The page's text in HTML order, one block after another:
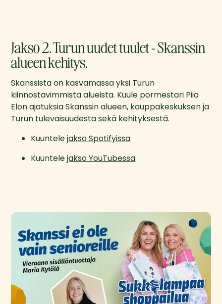
Jakso 2. Turun uudet tuulet - Skanssin
alueen kehitys.
Skanssista on kasvamassa yksi Turun
kiinnostavimmista alueista. Kuule pormestari Piia
Elon ajatuksia Skanssin alueen, kauppakeskuksen ja
Turun tulevaisuudesta sekä kehityksestä.
Kuuntele jakso Spotifyissa
Kuuntele jakso YouTubessa